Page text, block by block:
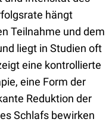
hängt
Teilnahme und dem
liegt in Studien oft
eine kontrollierte
eine Form der
Reduktion der
Schlafs bewirken